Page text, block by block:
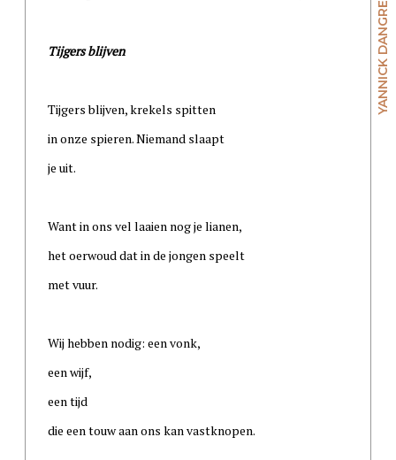
YANNICK DANGRE
Tijgers blijven
Tijgers blijven, krekels spitten
in onze spieren. Niemand slaapt
je uit.
Want in ons vel laaien nog je lianen,
het oerwoud dat in de jongen speelt
met vuur.
Wij hebben nodig: een vonk,
een wijf,
een tijd
die een touw aan ons kan vastknopen.